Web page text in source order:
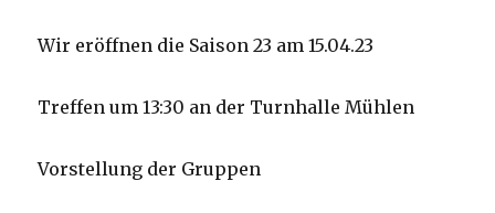
Wir eröffnen die Saison 23 am 15.04.23
Treffen um 13:30 an der Turnhalle Mühlen
Vorstellung der Gruppen